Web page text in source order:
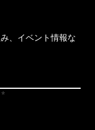
、イベント情報な